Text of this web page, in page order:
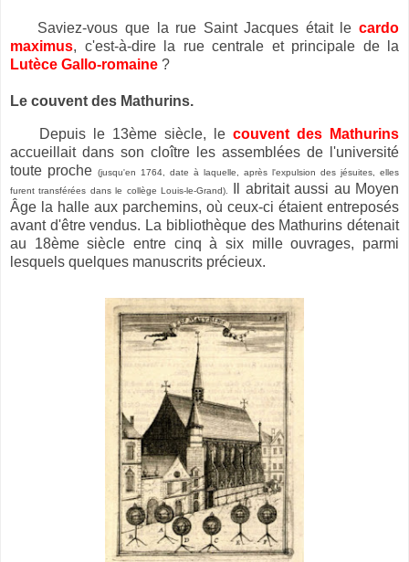
Saviez-vous que la rue Saint Jacques était lecardo
maximus, c'est-à-dire la rue centrale et principale de la
Lutèce Gallo-romaine ?
Le couvent des Mathurins.
Depuis le 13ème siècle, le couvent des Mathurins
accueillait dans son cloître les assemblées de l'université
toute proche (jusqu'en 1764, date à laquelle, après l'expulsion des jésuites, elles
furent transférées dans le collège Louis-le-Grand).
Il abritait aussi au Moyen
Âge la halle aux parchemins, où ceux-ci étaient entreposés
avant d'être vendus. La bibliothèque des Mathurins détenait
au 18ème siècle entre cinq à six mille ouvrages, parmi
lesquels quelques manuscrits précieux.